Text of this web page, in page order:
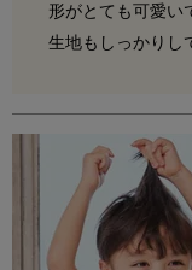
形がとても可愛い
生地もしっかりし